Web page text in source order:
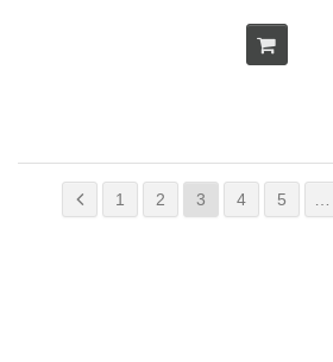
1 2 3 4 5